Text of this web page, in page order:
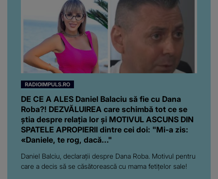
RADIOIMPULS.RO
DE CE A ALES Daniel Balaciu să fie cu Dana
Roba?! DEZVĂLUIREA care schimbă tot ce se
știa despre relația lor și MOTIVUL ASCUNS DIN
SPATELE APROPIERII dintre cei doi: "Mi-a zis:
«Daniele, te rog, dacă..."
Daniel Balciu, declarații despre Dana Roba. Motivul pentru
care a decis să se căsătorească cu mama fetițelor sale!